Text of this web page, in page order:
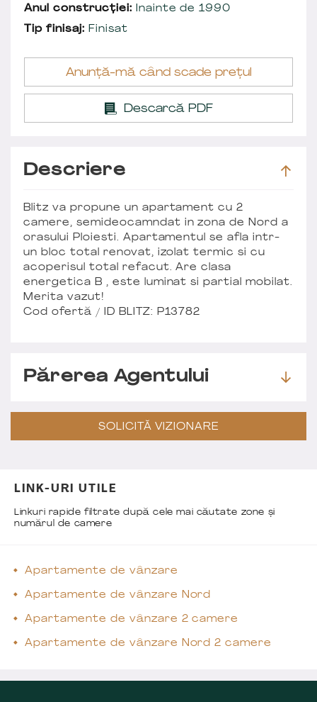
Anul construcției: Inainte de 1990
Tip finisaj: Finisat
Anunță-mă când scade prețul
Descarcă PDF
Descriere
Blitz va propune un apartament cu 2
camere, semideocamndat in zona de Nord a
orasului Ploiesti. Apartamentul se afla intr-
un bloc total renovat, izolat termic si cu
acoperisul total refacut. Are clasa
energetica B , este luminat si partial mobilat.
Merita vazut!
Cod ofertă / ID BLITZ: P13782
Părerea Agentului
SOLICITĂ VIZIONARE
LINK-URI UTILE
Linkuri rapide filtrate după cele mai căutate zone și
numărul de camere
Apartamente de vânzare
Apartamente de vânzare Nord
Apartamente de vânzare 2 camere
Apartamente de vânzare Nord 2 camere